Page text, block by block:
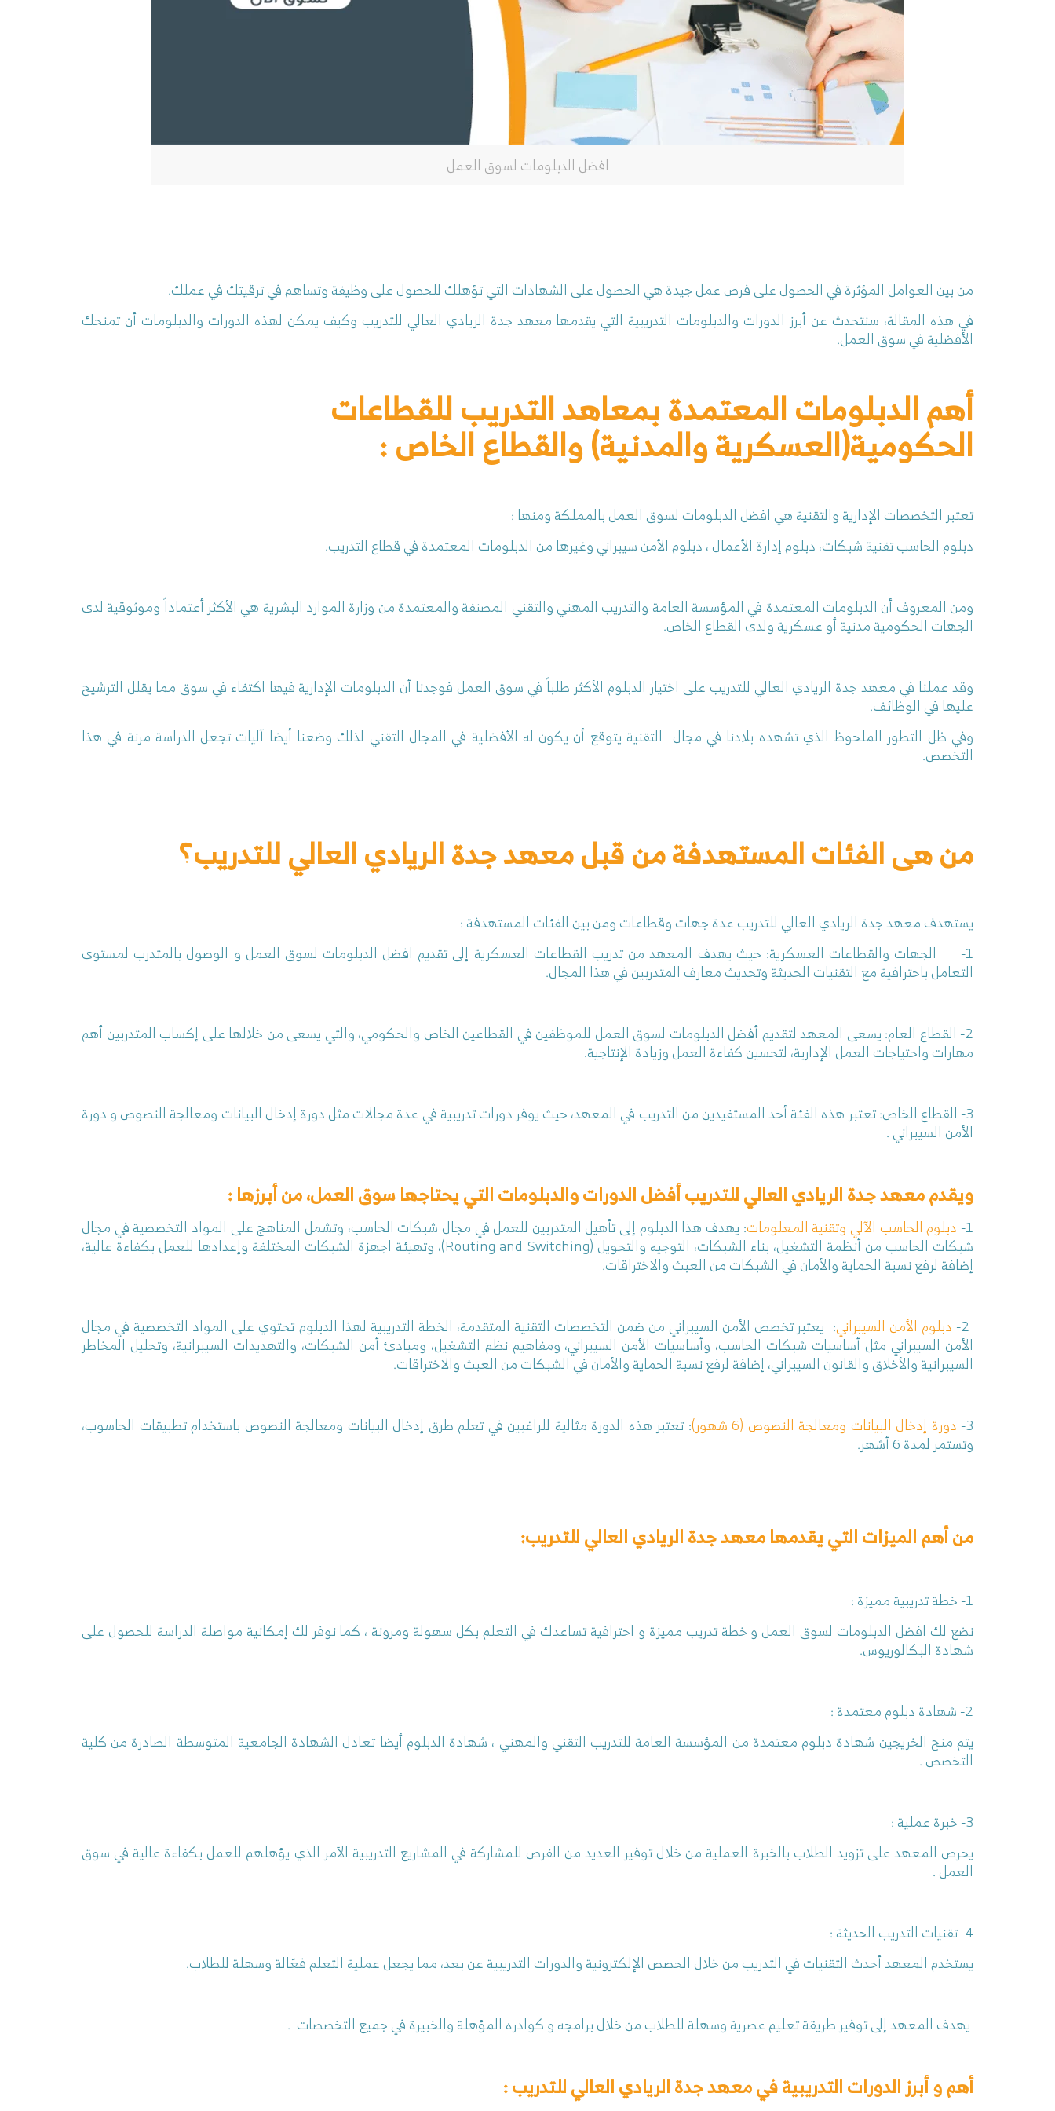
افضل الدبلومات لسوق العمل
من بين العوامل المؤثرة في الحصول على فرص عمل جيدة هي الحصول على الشهادات التي تؤهلك للحصول على وظيفة وتساهم في ترقيتك في عملك.
في هذه المقالة، سنتحدث عن أبرز الدورات والدبلومات التدريبية التي يقدمها معهد جدة الريادي العالي للتدريب وكيف يمكن لهذه الدورات والدبلومات أن تمنحك
الأفضلية في سوق العمل.
أهم الدبلومات المعتمدة بمعاهد التدريب للقطاعات
الحكومية(العسكرية والمدنية) والقطاع الخاص :
تعتبر التخصصات الإدارية والتقنية هي افضل الدبلومات لسوق العمل بالمملكة ومنها :
دبلوم الحاسب تقنية شبكات، دبلوم إدارة الأعمال ، دبلوم الأمن سيبراني وغيرها من الدبلومات المعتمدة في قطاع التدريب.
ومن المعروف أن الدبلومات المعتمدة في المؤسسة العامة والتدريب المهني والتقني المصنفة والمعتمدة من وزارة الموارد البشرية هي الأكثر أعتماداً وموثوقية لدى
الجهات الحكومية مدنية أو عسكرية ولدى القطاع الخاص.
وقد عملنا في معهد جدة الريادي العالي للتدريب على اختيار الدبلوم الأكثر طلباًفي سوق العمل فوجدنا أن الدبلومات الإدارية فيها اكتفاء في سوق مما يقلل الترشيح
عليها في الوظائف.
وفي ظل التطور الملحوظ الذي تشهده بلادنا في مجال التقنية يتوقع أن يكون له الأفضلية في المجال التقني لذلك وضعنا أيضا آليات تجعل الدراسة مرنة في هذا
التخصص.
من هى الفئات المستهدفة من قبل معهد جدة الريادي العالي للتدريب؟
يستهدف معهد جدة الريادي العالي للتدريب عدة جهات وقطاعات ومن بين الفئات المستهدفة :
1-
الجهات والقطاعات العسكرية: حيث يهدف المعهد من تدريب القطاعات العسكرية إلى تقديم افضل الدبلومات لسوق العمل و الوصول بالمتدرب لمستوى
التعامل باحترافية مع التقنيات الحديثة وتحديث معارف المتدربين في هذا المجال.
2- القطاع العام: يسعى المعهد لتقديم أفضل الدبلومات لسوق العمل للموظفين في القطاعين الخاص والحكومي، والتي يسعى من خلالها على إكساب المتدربين أهم
مهارات واحتياجات العمل الإدارية، لتحسين كفاءة العمل وزيادة الإنتاجية.
3- القطاع الخاص: تعتبر هذه الفئة أحد المستفيدين من التدريب في المعهد، حيث يوفر دورات تدريبية في عدة مجالات مثل دورة إدخال البيانات ومعالجة النصوص و دورة
الأمن السيبراني .
ويقدم معهد جدة الريادي العالي للتدريب أفضل الدورات والدبلومات التي يحتاجها سوق العمل، من أبرزها :
1- دبلوم الحاسب الآلي وتقنية المعلومات: يهدف هذا الدبلوم إلى تأهيل المتدربين للعمل في مجال شبكات الحاسب، وتشمل المناهج على المواد التخصصية في مجال
شبكات الحاسب من أنظمة التشغيل، بناء الشبكات، التوجيه والتحويل (Routing and Switching)، وتهيئة اجهزة الشبكات المختلفة وإعدادها للعمل بكفاءة عالية،
إضافة لرفع نسبة الحماية والأمان في الشبكات من العبث والاختراقات.
2- دبلوم الأمن السيبراني: يعتبر تخصص الأمن السيبراني من ضمن التخصصات التقنية المتقدمة، الخطة التدريبية لهذا الدبلوم تحتوي على المواد التخصصية في مجال
الأمن السيبراني مثل أساسيات شبكات الحاسب، وأساسيات الأمن السيبراني، ومفاهيم نظم التشغيل، ومبادئ أمن الشبكات، والتهديدات السيبرانية، وتحليل المخاطر
السيبرانية والأخلاق والقانون السيبراني، إضافة لرفع نسبة الحماية والأمان في الشبكات من العبث والاختراقات.
3- دورة إدخال البيانات ومعالجة النصوص (6 شهور) : تعتبر هذه الدورة مثالية للراغبين في تعلم طرق إدخال البيانات ومعالجة النصوص باستخدام تطبيقات الحاسوب،
وتستمر لمدة 6 أشهر.
من أهم الميزات التي يقدمها معهد جدة الريادي العالي للتدريب:
1- خطة تدريبية مميزة :
نضع لك افضل الدبلومات لسوق العمل و خطة تدريب مميزة و احترافية تساعدك في التعلم بكل سهولة ومرونة ، كما نوفر لك إمكانية مواصلة الدراسة للحصول على
شهادة البكالوريوس.
2- شهادة دبلوم معتمدة :
يتم منح الخريجين شهادة دبلوم معتمدة من المؤسسة العامة للتدريب التقني والمهني ، شهادة الدبلوم أيضا تعادل الشهادة الجامعية المتوسطة الصادرة من كلية
التخصص .
3- خبرة عملية :
يحرص المعهد على تزويد الطلاب بالخبرة العملية من خلال توفير العديد من الفرص للمشاركة في المشاريع التدريبية الأمر الذي يؤهلهم للعمل بكفاءة عالية في سوق
العمل .
4- تقنيات التدريب الحديثة :
يستخدم المعهد أحدث التقنيات في التدريب من خلال الحصص الإلكترونية والدورات التدريبية عن بعد، مما يجعل عملية التعلم فعّالة وسهلة للطلاب.
يهدف المعهد إلى توفير طريقة تعليم عصرية وسهلة للطلاب من خلال برامجه و كوادره المؤهلة والخبيرة في جميع التخصصات .
أهم و أبرز الدورات التدريبية في معهد جدة الريادي العالي للتدريب :